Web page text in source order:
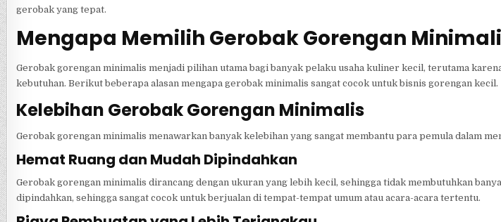
gerobak yang tepat.
Mengapa Memilih Gerobak Gorengan
Gerobak gorengan minimalis menjadi pilihan utama bagi banyak pelaku usaha kuliner kecil, terutama
kebutuhan. Berikut beberapa alasan mengapa gerobak minimalis sangat cocok untuk bisnis gorengan kecil.
Kelebihan Gerobak Gorengan Minimalis
Gerobak gorengan minimalis menawarkan banyak kelebihan yang sangat membantu para pemula dalam
Hemat Ruang dan Mudah Dipindahkan
Gerobak gorengan minimalis dirancang dengan ukuran yang lebih kecil, sehingga tidak membutuhkan
dipindahkan, sehingga sangat cocok untuk berjualan di tempat-tempat umum atau acara-acara tertentu.